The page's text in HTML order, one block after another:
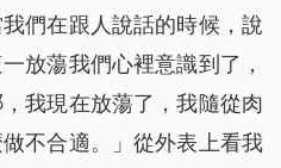
們在跟人說話的時候，說
放蕩我們心裡意識到了，
我現在放蕩了，我隨從肉
不合適。」從外表上看我